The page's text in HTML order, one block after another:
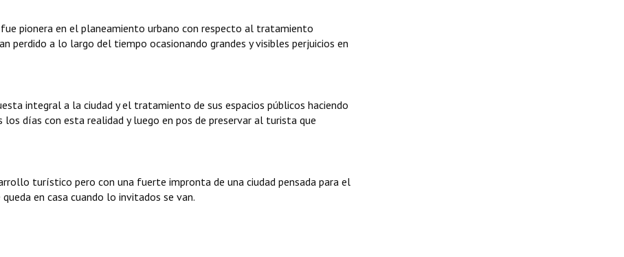
pionera en el planeamiento urbano con respecto al tratamiento
perdido a lo largo del tiempo ocasionando grandes y visibles perjuicios en
integral a la ciudad y el tratamiento de sus espacios públicos haciendo
días con esta realidad y luego en pos de preservar al turista que
turístico pero con una fuerte impronta de una ciudad pensada para el
en casa cuando lo invitados se van.